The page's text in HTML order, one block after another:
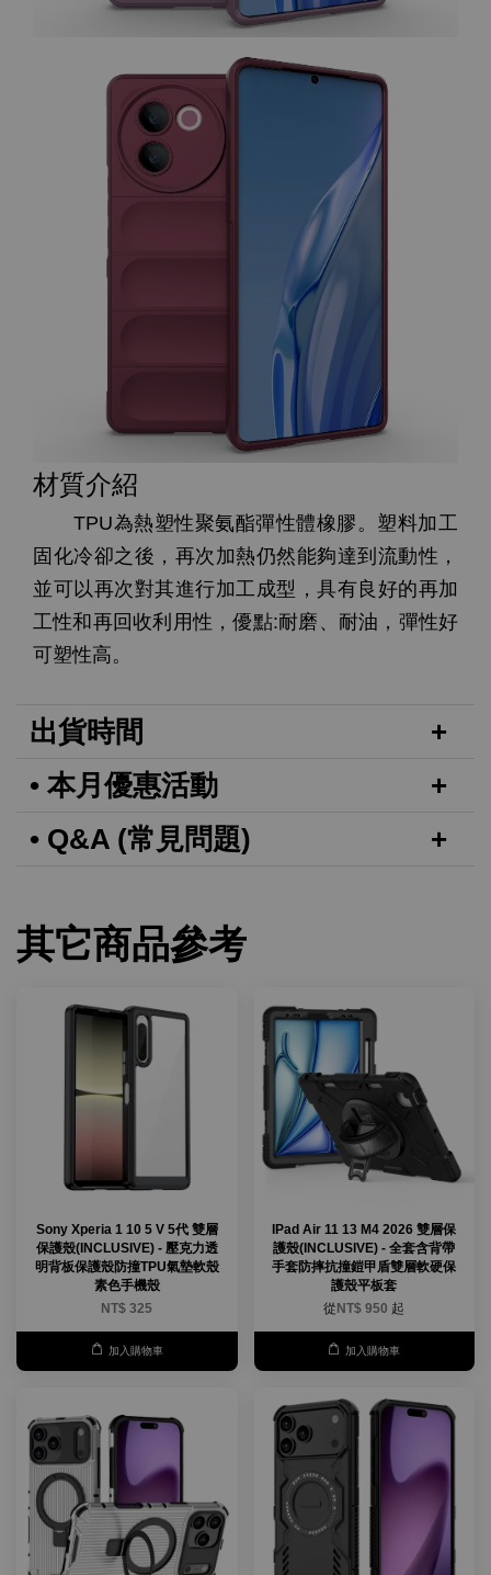
材質介紹
TPU為熱塑性聚氨酯彈性體橡膠。塑料加工
固化冷卻之後，再次加熱仍然能夠達到流動性，
並可以再次對其進行加工成型，具有良好的再加
工性和再回收利用性，優點:耐磨、耐油，彈性好
可塑性高。
出貨時間
• 本月優惠活動
• Q&A (常見問題)
其它商品參考
Sony Xperia 1 10 5 V 5代 雙層
保護殼(INCLUSIVE) - 壓克力透
明背板保護殼防撞TPU氣墊軟殼
素色手機殼
NT$ 325
加入購物車
IPad Air 11 13 M4 2026 雙層保
護殼(INCLUSIVE) - 全套含背帶
手套防摔抗撞鎧甲盾雙層軟硬保
護殼平板套
從 NT$ 950 起
加入購物車